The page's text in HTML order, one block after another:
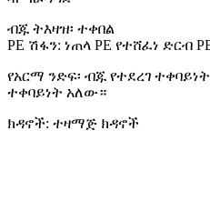
ብጁ ትእዛዝ፡ ተቀበል
PE ሽፋን: ነጠላ PE የተሸፈነ ድርብ
የአርማ ንድፍ፡ ብጁ የተደረገ
ተቀባይነት አለው።
ክዳኖች: ተዛማጅ ክዳኖች